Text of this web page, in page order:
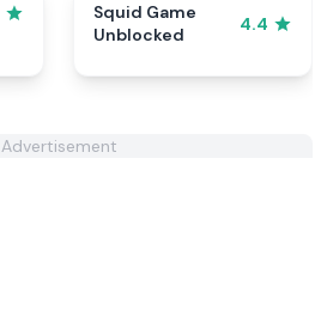
Squid Game
Unblocked
4.4
Advertisement